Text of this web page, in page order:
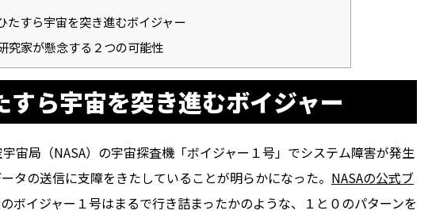
たすら宇宙を突き進むボイジャー
究家が懸念する２つの可能性
すら宇宙を突き進むボイジャー
宙局（NASA）の宇宙探査機「ボイジャー１号」でシステム障害が発生
タの送信に支障をきたしていることが明らかになった。 NASAの公式ブ
ボイジャー１号はまるで行き詰まったかのような、１と０のパターンを